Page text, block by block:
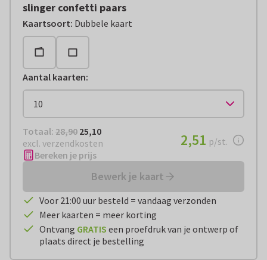
slinger confetti paars
Kaartsoort: Dubbele kaart
Aantal kaarten:
Totaal: € 25,10
Totaal: 28,90 25,10
excl. verzendkosten
€ 2,51 per stuk
2,51 p/st.
Bereken je prijs
Bewerk je kaart
Voor 21:00 uur besteld = vandaag verzonden
Meer kaarten = meer korting
Ontvang GRATIS een proefdruk van je ontwerp of
plaats direct je bestelling